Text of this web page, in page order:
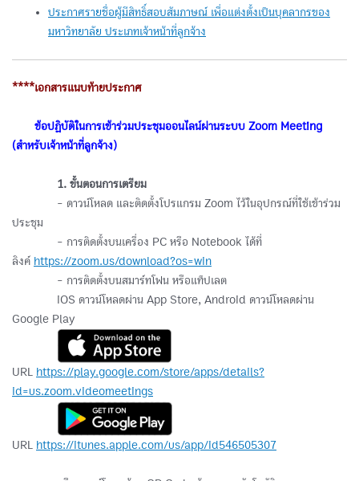
ประกาศรายชื่อผู้มีสิทธิ์สอบสัมภาษณ์ เพื่อแต่งตั้งเป็นบุคลากรของ
มหาวิทยาลัย ประเภทเจ้าหน้าที่ลูกจ้าง
****เอกสารแนบท้ายประกาศ
ข้อปฏิบัติในการเข้าร่วมประชุมออนไลน์ผ่านระบบ Zoom Meeting
(สำหรับเจ้าหน้าที่ลูกจ้าง)
1. ขั้นตอนการเตรียม
ᅠᅠᅠᅠ- ดาวน์โหลด และติดตั้งโปรแกรม Zoom ไว้ในอุปกรณ์ที่ใช้เข้าร่วม
ประชุม
ᅠᅠᅠᅠ- การติดตั้งบนเครื่อง PC หรือ Notebook ได้ที่
ลิงค์ https://zoom.us/download?os=win
ᅠᅠᅠᅠ- การติดตั้งบนสมาร์ทโฟน หรือแท็ปเลต
ᅠᅠᅠᅠiOS ดาวน์โหลดผ่าน App Store, Android ดาวน์โหลดผ่าน
Google Play
URL https://play.google.com/store/apps/details?
id=us.zoom.videomeetings
URL https://itunes.apple.com/us/app/id546505307